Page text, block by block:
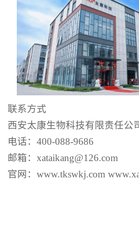
联系方式
西安太康生物科技有限责任公
电话： 400-088-9686
邮箱： xataikang@126.com
官网： www.tkswkj.com